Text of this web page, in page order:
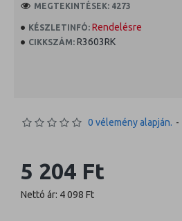
KÉSZLETINFÓ: Rendelésre
CIKKSZÁM: R3603RK
MEGTEKINTÉSEK: 4273
0 vélemény alapján. -
5 204 Ft
Nettó ár: 4 098 Ft